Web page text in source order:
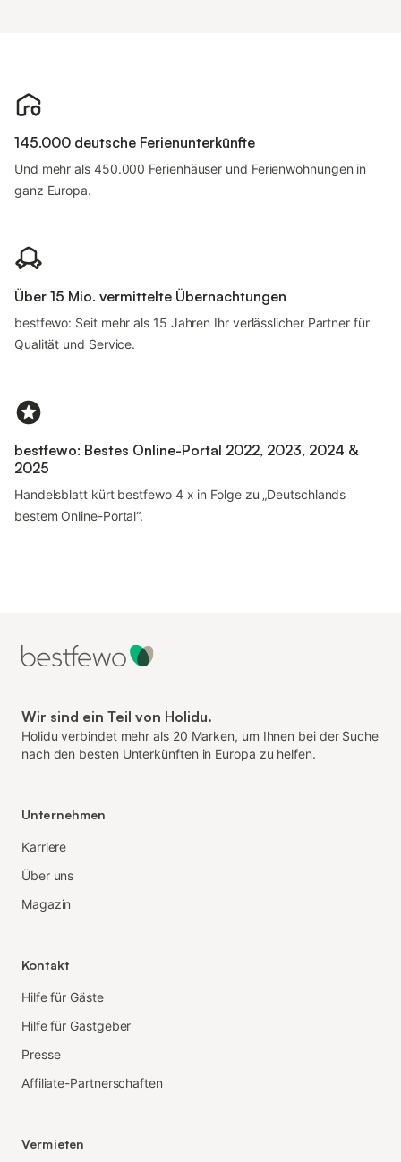
145.000 deutsche Ferienunterkünfte
Und mehr als 450.000 Ferienhäuser und Ferienwohnungen in
ganz Europa.
Über 15 Mio. vermittelte Übernachtungen
bestfewo: Seit mehr als 15 Jahren Ihr verlässlicher Partner für
Qualität und Service.
bestfewo: Bestes Online-Portal 2022, 2023, 2024 &
2025
Handelsblatt kürt bestfewo 4 x in Folge zu „Deutschlands
bestem Online-Portal“.
Wir sind ein Teil von Holidu.
Holidu verbindet mehr als 20 Marken, um Ihnen bei der Suche
nach den besten Unterkünften in Europa zu helfen.
Unternehmen
Karriere
Über uns
Magazin
Kontakt
Hilfe für Gäste
Hilfe für Gastgeber
Presse
Affiliate-Partnerschaften
Vermieten